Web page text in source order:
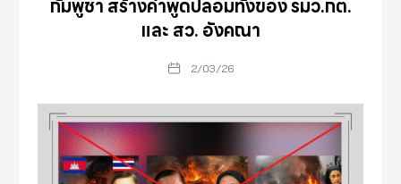
กัมพูชา สร้างคำพูดปลอมทั้งของ รมว.กต.
และ สว. อังคณา
2/03/26